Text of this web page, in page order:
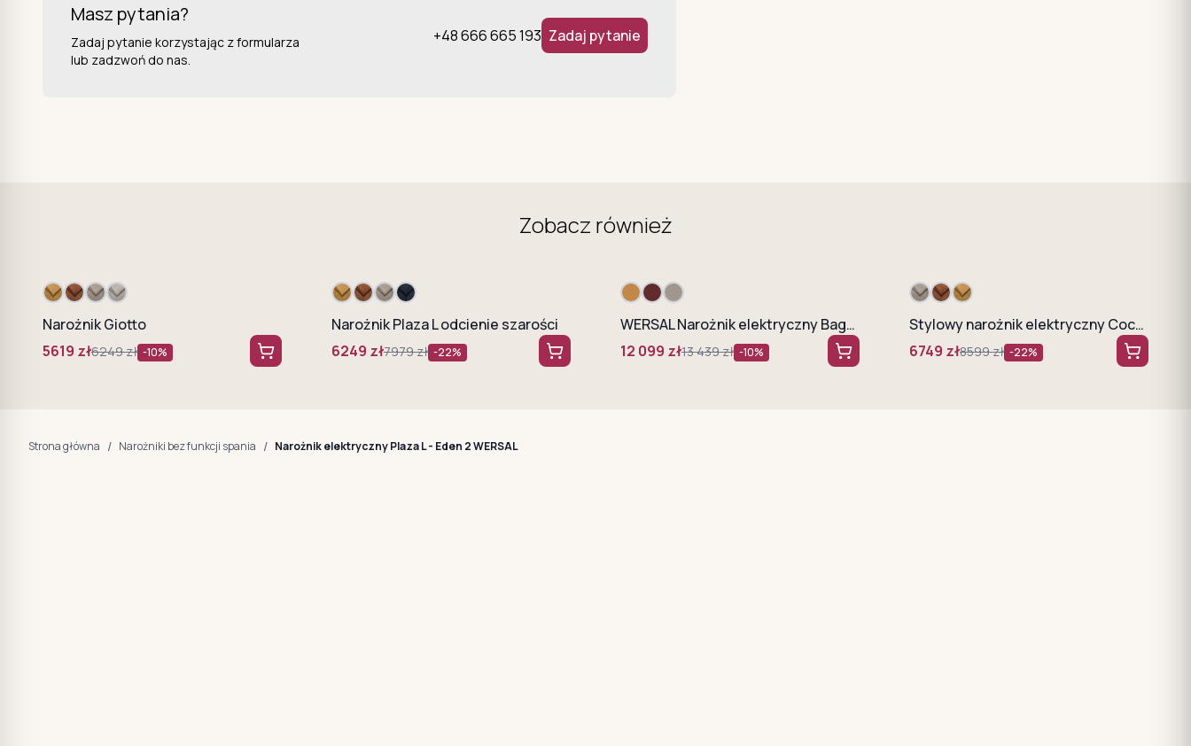
Masz pytania?
Zadaj pytanie korzystając z formularza
lub zadzwoń do nas.
+48 666 665 193 Zadaj pytanie
Zobacz również
Narożnik Giotto
5619 zł6249zł -10%
Narożnik Plaza L odcienie szarości
6249 zł7979zł -22%
WERSAL Narożnik elektryczny Baggio skóra naturalna
12 099 zł13 439zł -10%
Stylowy narożnik elektryczny Cocoon L
6749 zł8599zł -22%
Strona główna / Narożniki bez funkcji spania / Narożnik elektryczny Plaza L - Eden 2 WERSAL